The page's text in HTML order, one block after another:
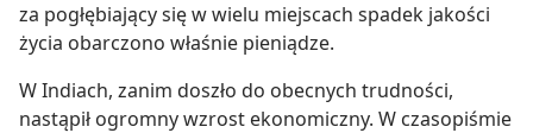
za pogłębiający się w wielu miejscach spadek jakości
życia obarczono właśnie pieniądze.
W Indiach, zanim doszło do obecnych trudności,
nastąpił ogromny wzrost ekonomiczny. W czasopiśmie